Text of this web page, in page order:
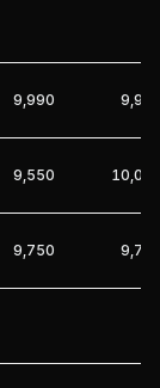
9,990
9,550
9,750